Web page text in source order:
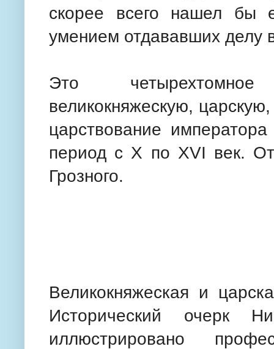
скорее всего нашел бы
умением отдававших делу
Это четырехтомное
великокняжескую,
царствование
период с X по XVI век.
Грозного.
Великокняжеская и
Исторический очерк
иллюстрировано